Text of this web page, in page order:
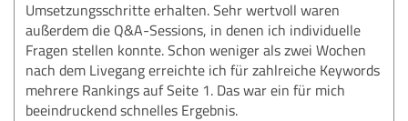
Umsetzungsschritte erhalten. Sehr wertvoll waren
außerdem die Q&A-Sessions, in denen ich individuelle
Fragen stellen konnte. Schon weniger als zwei Wochen
nach dem Livegang erreichte ich für zahlreiche Keywords
mehrere Rankings auf Seite 1. Das war ein für mich
beeindruckend schnelles Ergebnis.